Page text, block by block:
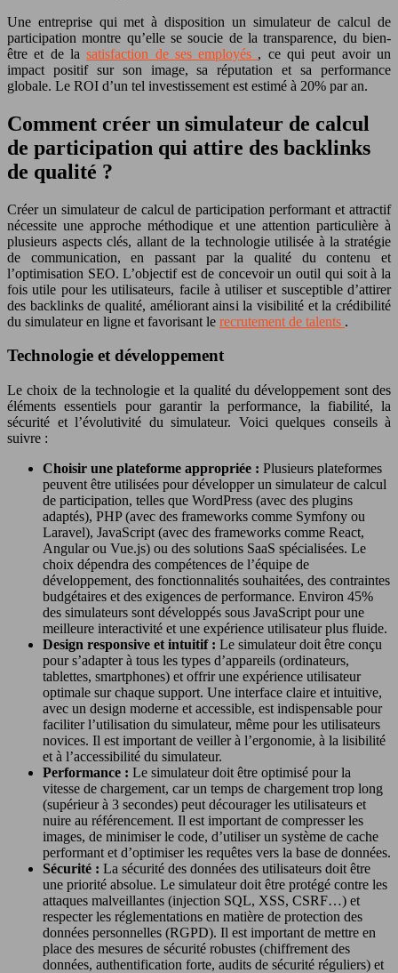
Une entreprise qui met à disposition un simulateur de calcul de
participation montre qu’elle se soucie de la transparence, du bien-
être et de lasatisfaction de ses employés , ce qui peut avoir un
impact positif sur son image, sa réputation et sa performance
globale. Le ROI d’un tel investissement est estimé à 20% par an.
Comment créer un simulateur de calcul
de participation qui attire des backlinks
de qualité ?
Créer un simulateur de calcul de participation performant et attractif
nécessite une approche méthodique et une attention particulière à
plusieurs aspects clés, allant de la technologie utilisée à la stratégie
de communication, en passant par la qualité du contenu et
l’optimisation SEO. L’objectif est de concevoir un outil qui soit à la
fois utile pour les utilisateurs, facile à utiliser et susceptible d’attirer
des backlinks de qualité, améliorant ainsi la visibilité et la crédibilité
du simulateur en ligne et favorisant le recrutement de talents .
Technologie et développement
Le choix de la technologie et la qualité du développement sont des
éléments essentiels pour garantir la performance, la fiabilité, la
sécurité et l’évolutivité du simulateur. Voici quelques conseils à
suivre :
Choisir une plateforme appropriée : Plusieurs plateformes
peuvent être utilisées pour développer un simulateur de calcul
de participation, telles que WordPress (avec des plugins
adaptés), PHP (avec des frameworks comme Symfony ou
Laravel), JavaScript (avec des frameworks comme React,
Angular ou Vue.js) ou des solutions SaaS spécialisées. Le
choix dépendra des compétences de l’équipe de
développement, des fonctionnalités souhaitées, des contraintes
budgétaires et des exigences de performance. Environ 45%
des simulateurs sont développés sous JavaScript pour une
meilleure interactivité et une expérience utilisateur plus fluide.
Design responsive et intuitif : Le simulateur doit être conçu
pour s’adapter à tous les types d’appareils (ordinateurs,
tablettes, smartphones) et offrir une expérience utilisateur
optimale sur chaque support. Une interface claire et intuitive,
avec un design moderne et accessible, est indispensable pour
faciliter l’utilisation du simulateur, même pour les utilisateurs
novices. Il est important de veiller à l’ergonomie, à la lisibilité
et à l’accessibilité du simulateur.
Performance : Le simulateur doit être optimisé pour la
vitesse de chargement, car un temps de chargement trop long
(supérieur à 3 secondes) peut décourager les utilisateurs et
nuire au référencement. Il est important de compresser les
images, de minimiser le code, d’utiliser un système de cache
performant et d’optimiser les requêtes vers la base de données.
Sécurité : La sécurité des données des utilisateurs doit être
une priorité absolue. Le simulateur doit être protégé contre les
attaques malveillantes (injection SQL, XSS, CSRF…) et
respecter les réglementations en matière de protection des
données personnelles (RGPD). Il est important de mettre en
place des mesures de sécurité robustes (chiffrement des
données, authentification forte, audits de sécurité réguliers) et